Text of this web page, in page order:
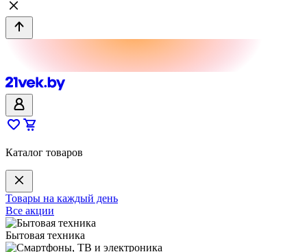
Каталог товаров
Товары на каждый день
Все акции
Бытовая техника